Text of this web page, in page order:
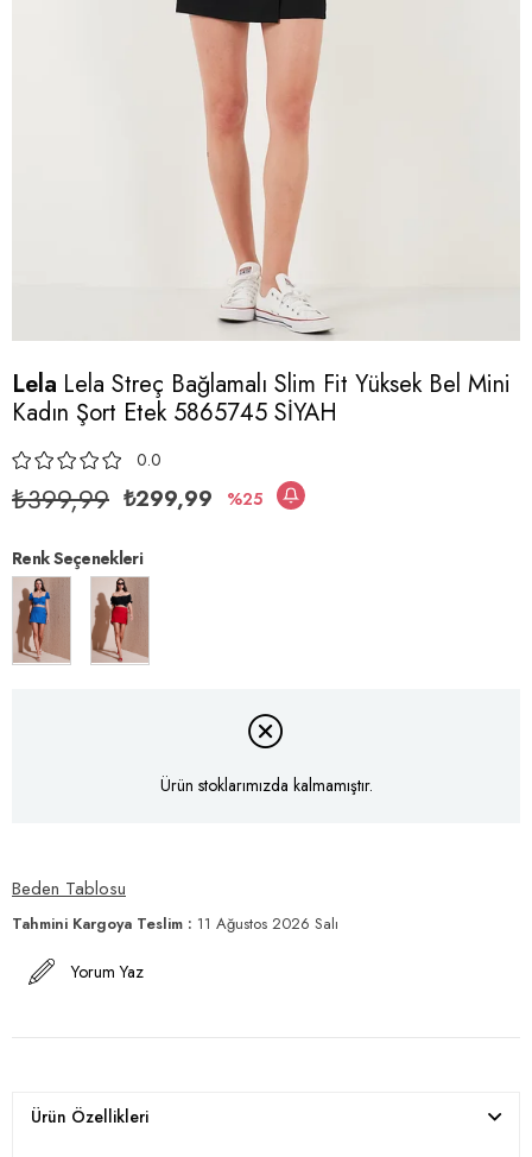
Lela Lela Streç Bağlamalı Slim Fit Yüksek Bel Mini
Kadın Şort Etek 5865745 SİYAH
0.0
₺399,99 ₺299,99 25
Renk Seçenekleri
Ürün stoklarımızda kalmamıştır.
Beden Tablosu
Tahmini Kargoya Teslim : 11 Ağustos 2026 Salı
Yorum Yaz
Ürün Özellikleri